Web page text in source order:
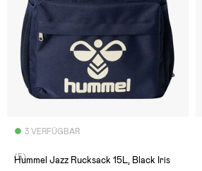
3 VERFÜGBAR
(5)
Hummel Jazz Rucksack 15L, Black Iris